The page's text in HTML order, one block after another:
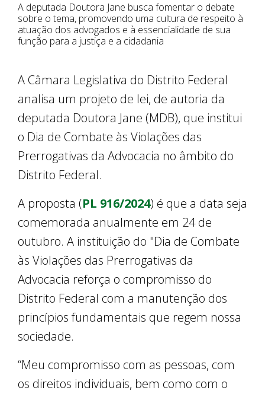
A deputada Doutora Jane busca fomentar o debate
sobre o tema, promovendo uma cultura de respeito à
atuação dos advogados e à essencialidade de sua
função para a justiça e a cidadania
A Câmara Legislativa do Distrito Federal
analisa um projeto de lei, de autoria da
deputada Doutora Jane (MDB), que institui
o Dia de Combate às Violações das
Prerrogativas da Advocacia no âmbito do
Distrito Federal.
A proposta (PL 916/2024) é que a data seja
comemorada anualmente em 24 de
outubro. A instituição do "Dia de Combate
às Violações das Prerrogativas da
Advocacia reforça o compromisso do
Distrito Federal com a manutenção dos
princípios fundamentais que regem nossa
sociedade.
“Meu compromisso com as pessoas, com
os direitos individuais, bem como com o